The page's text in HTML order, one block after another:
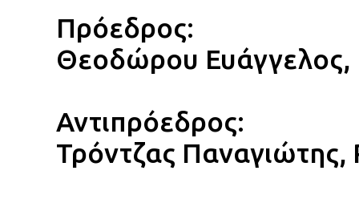
Πρόεδρος:
Θεοδώρου Ευάγγελος,
Αντιπρόεδρος:
Τρόντζας Παναγιώτης,